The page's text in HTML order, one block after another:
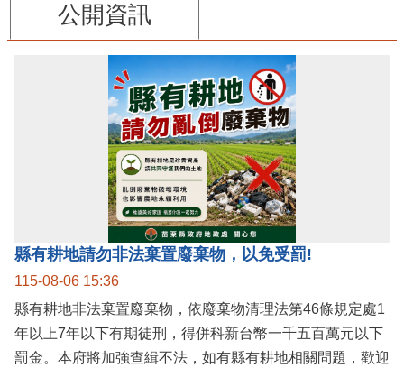
公開資訊
縣有耕地請勿非法棄置廢棄物，以免受罰!
115-08-06 15:36
縣有耕地非法棄置廢棄物，依廢棄物清理法第46條規定處1
年以上7年以下有期徒刑，得併科新台幣一千五百萬元以下
罰金。本府將加強查緝不法，如有縣有耕地相關問題，歡迎